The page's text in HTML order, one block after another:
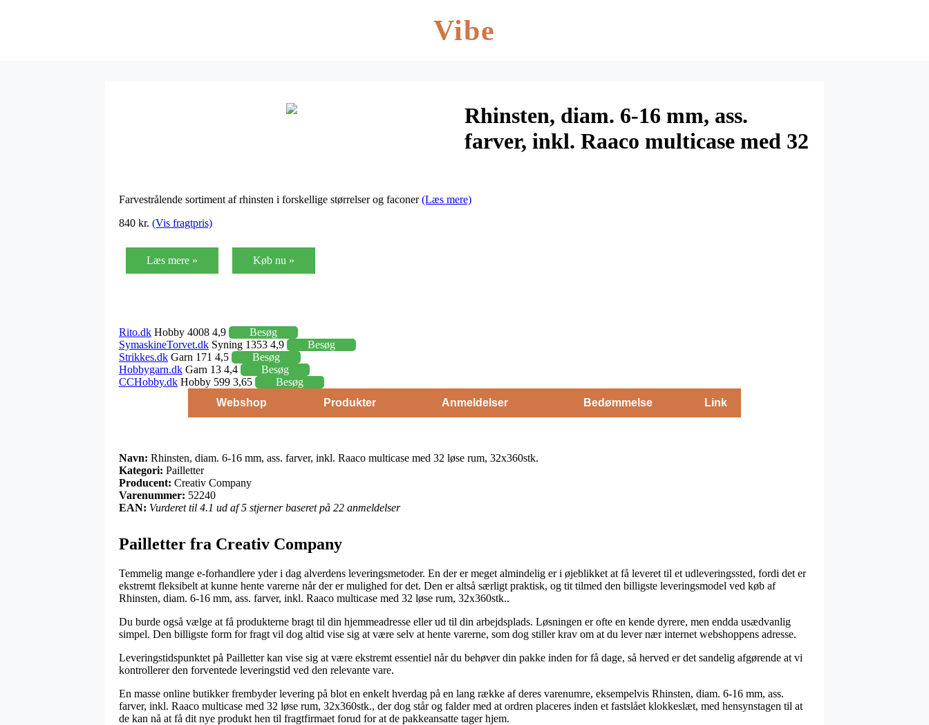
Vibe
Rhinsten, diam. 6-16 mm, ass.
farver, inkl. Raaco multicase med 32
Farvestrålende sortiment af rhinsten i forskellige størrelser og faconer(Læs mere)
840 kr. (Vis fragtpris)
Læs mere » Køb nu »
Rito.dk Hobby 4008 4,9
Besøg
SymaskineTorvet.dk Syning 1353 4,9
Besøg
Strikkes.dk Garn 171 4,5
Besøg
Hobbygarn.dk Garn 13 4,4
Besøg
CCHobby.dk Hobby 599 3,65
Besøg
Webshop
Produkter Anmeldelser Bedømmelse Link
Navn: Rhinsten, diam. 6-16 mm, ass. farver, inkl. Raaco multicase med 32 løse rum, 32x360stk.
Kategori: Pailletter
Producent: Creativ Company
Varenummer: 52240
EAN: Vurderet til 4.1 ud af 5 stjerner baseret på 22 anmeldelser
Pailletter fra Creativ Company
Temmelig mange e-forhandlere yder i dag alverdens leveringsmetoder. En der er meget almindelig er i øjeblikket at få leveret til et udleveringssted, fordi det er
ekstremt fleksibelt at kunne hente varerne når der er mulighed for det. Den er altså særligt praktisk, og tit tilmed den billigste leveringsmodel ved køb af
Rhinsten, diam. 6-16 mm, ass. farver, inkl. Raaco multicase med 32 løse rum, 32x360stk..
Du burde også vælge at få produkterne bragt til din hjemmeadresse eller ud til din arbejdsplads. Løsningen er ofte en kende dyrere, men endda usædvanlig
simpel. Den billigste form for fragt vil dog altid vise sig at være selv at hente varerne, som dog stiller krav om at du lever nær internet webshoppens adresse.
Leveringstidspunktet på Pailletter kan vise sig at være ekstremt essentiel når du behøver din pakke inden for få dage, så herved er det sandelig afgørende at vi
kontrollerer den forventede leveringstid ved den relevante vare.
En masse online butikker frembyder levering på blot en enkelt hverdag på en lang række af deres varenumre, eksempelvis Rhinsten, diam. 6-16 mm, ass.
farver, inkl. Raaco multicase med 32 løse rum, 32x360stk., der dog står og falder med at ordren placeres inden et fastslået klokkeslæt, med hensynstagen til at
de kan nå at få dit nye produkt hen til fragtfirmaet forud for at de pakkeansatte tager hjem.